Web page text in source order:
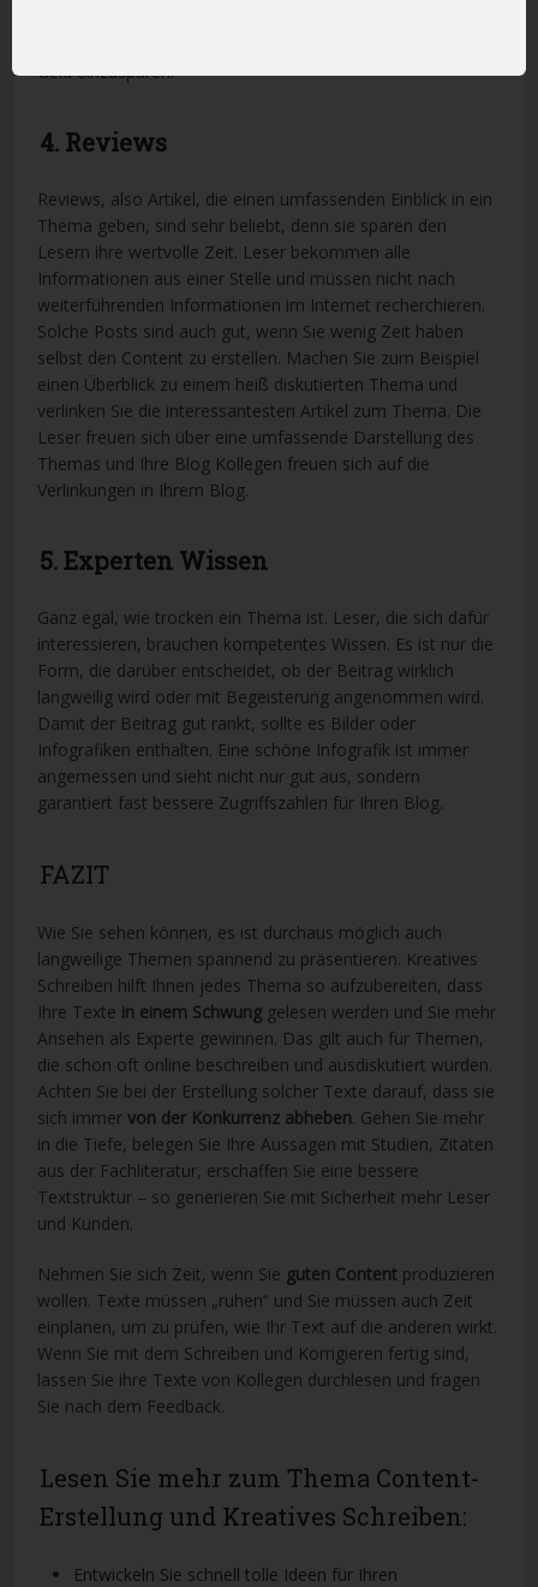
Geld einzusparen.
4. Reviews
Reviews, also Artikel, die einen umfassenden Einblick in ein
Thema geben, sind sehr beliebt, denn sie sparen den
Lesern ihre wertvolle Zeit. Leser bekommen alle
Informationen aus einer Stelle und müssen nicht nach
weiterführenden Informationen im Internet recherchieren.
Solche Posts sind auch gut, wenn Sie wenig Zeit haben
selbst den Content zu erstellen. Machen Sie zum Beispiel
einen Überblick zu einem heiß diskutierten Thema und
verlinken Sie die interessantesten Artikel zum Thema. Die
Leser freuen sich über eine umfassende Darstellung des
Themas und Ihre Blog Kollegen freuen sich auf die
Verlinkungen in Ihrem Blog.
5. Experten Wissen
Ganz egal, wie trocken ein Thema ist. Leser, die sich dafür
interessieren, brauchen kompetentes Wissen. Es ist nur die
Form, die darüber entscheidet, ob der Beitrag wirklich
langweilig wird oder mit Begeisterung angenommen wird.
Damit der Beitrag gut rankt, sollte es Bilder oder
Infografiken enthalten. Eine schöne Infografik ist immer
angemessen und sieht nicht nur gut aus, sondern
garantiert fast bessere Zugriffszahlen für Ihren Blog.
FAZIT
Wie Sie sehen können, es ist durchaus möglich auch
langweilige Themen spannend zu präsentieren. Kreatives
Schreiben hilft Ihnen jedes Thema so aufzubereiten, dass
Ihre Texte in einem Schwunggelesen werden und Sie mehr
Ansehen als Experte gewinnen. Das gilt auch für Themen,
die schon oft online beschreiben und ausdiskutiert wurden.
Achten Sie bei der Erstellung solcher Texte darauf, dass sie
sich immervon der Konkurrenz abheben. Gehen Sie mehr
in die Tiefe, belegen Sie Ihre Aussagen mit Studien, Zitaten
aus der Fachliteratur, erschaffen Sie eine bessere
Textstruktur – so generieren Sie mit Sicherheit mehr Leser
und Kunden.
Nehmen Sie sich Zeit, wenn Sie guten Content produzieren
wollen. Texte müssen „ruhen“ und Sie müssen auch Zeit
einplanen, um zu prüfen, wie Ihr Text auf die anderen wirkt.
Wenn Sie mit dem Schreiben und Korrigieren fertig sind,
lassen Sie ihre Texte von Kollegen durchlesen und fragen
Sie nach dem Feedback.
Lesen Sie mehr zum Thema Content-
Erstellung und Kreatives Schreiben:
Entwickeln Sie schnell tolle Ideen für Ihren